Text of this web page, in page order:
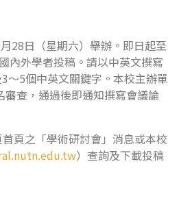
28日（星期六）舉辦。即日起至
內外學者投稿。請以中英文撰寫
3～5個中英文關鍵字。本校主辦單
查，通過後即通知撰寫會議論
頁之「學術研討會」消息或本校
）查詢及下載投稿